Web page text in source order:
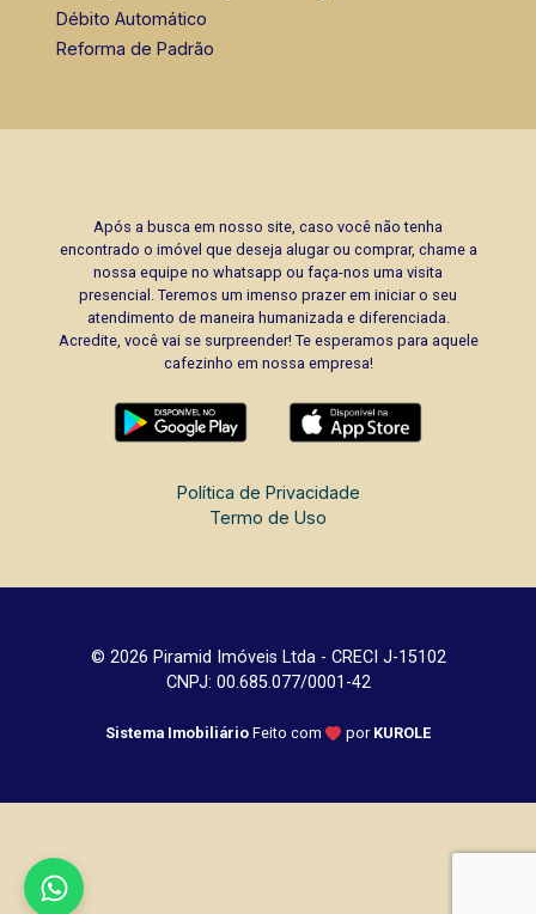
Débito Automático
Reforma de Padrão
Após a busca em nosso site, caso você não tenha
encontrado o imóvel que deseja alugar ou comprar, chame a
nossa equipe no whatsapp ou faça-nos uma visita
presencial. Teremos um imenso prazer em iniciar o seu
atendimento de maneira humanizada e diferenciada.
Acredite, você vai se surpreender! Te esperamos para aquele
cafezinho em nossa empresa!
Política de Privacidade
Termo de Uso
© 2026 Piramid Imóveis Ltda - CRECI J-15102
CNPJ: 00.685.077/0001-42
Sistema Imobiliário Feito com por KUROLE